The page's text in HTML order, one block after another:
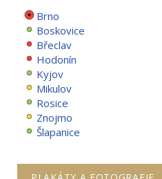
Brno
Boskovice
Břeclav
Hodonín
Kyjov
Mikulov
Rosice
Znojmo
Šlapanice